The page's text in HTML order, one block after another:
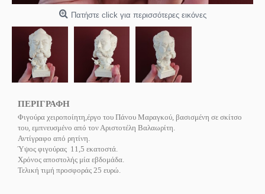
Πατήστε click για περισσότερες εικόνες
ΠΕΡΙΓΡΑΦΗ
Φιγούρα χειροποίητη,έργο του Πάνου Μαραγκού, βασισμένη σε σκίτσο
του, εμπνευσμένο από τον Αριστοτέλη Βαλαωρίτη.
Αντίγραφο από ρητίνη.
Ύψος φιγούρας 11,5 εκατοστά.
Χρόνος αποστολής μία εβδομάδα.
Τελική τιμή προσφοράς 25 ευρώ.